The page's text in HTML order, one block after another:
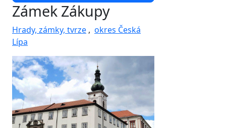
Zámek Zákupy
Hrady, zámky, tvrze , okres Česká
Lípa